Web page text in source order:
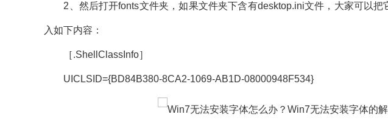
2、然后打开fonts文件夹，如果文件夹下含有desktop.ini文件，大家可以把
入如下内容：
［.ShellClassInfo］
UICLSID={BD84B380-8CA2-1069-AB1D-08000948F534}